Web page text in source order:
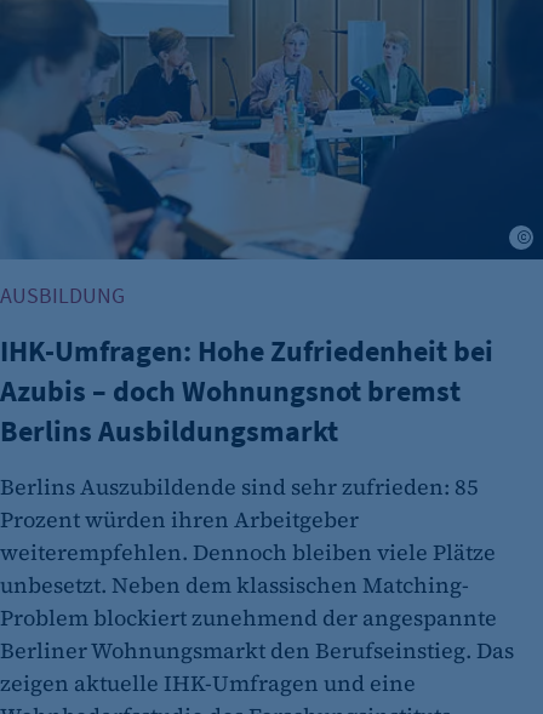
AUSBILDUNG
IHK-Umfragen: Hohe Zufriedenheit bei
Azubis – doch Wohnungsnot bremst
Berlins Ausbildungsmarkt
Berlins Auszubildende sind sehr zufrieden: 85
Prozent würden ihren Arbeitgeber
weiterempfehlen. Dennoch bleiben viele Plätze
unbesetzt. Neben dem klassischen Matching-
Problem blockiert zunehmend der angespannte
Berliner Wohnungsmarkt den Berufseinstieg. Das
zeigen aktuelle IHK-Umfragen und eine